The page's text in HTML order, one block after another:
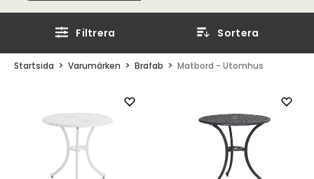
Filtrera Sortera
Startsida Varumärken Brafab Matbord - Utomhus